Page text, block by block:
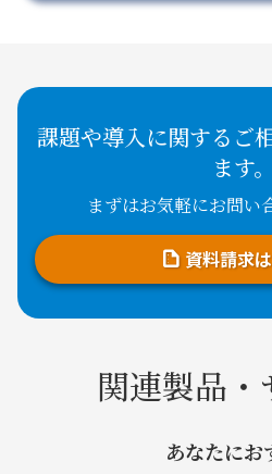
課題や導入に関するご
ます。
まずはお気軽にお問い
資料請求
関連製品・
あなたにお